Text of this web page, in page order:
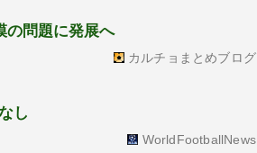
の問題に発展へ
カルチョまとめブログ
し
WorldFootballNews